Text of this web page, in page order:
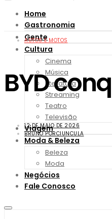
Home
Gastronomia
Gente
Cultura
Cinema
Música
Literatura
Streaming
Teatro
Televisão
Viagem
Moda & Beleza
Beleza
Moda
Negócios
Fale Conosco
AUTOS E MOTOS
BYD
12 DE MAIO DE 2026
BRUNO PORCIUNCULA